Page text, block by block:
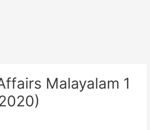
Malayalam 1